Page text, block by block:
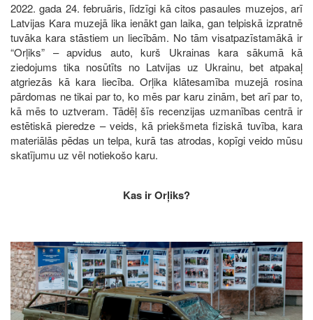
2022. gada 24. februāris, līdzīgi kā citos pasaules muzejos, arī
Latvijas Kara muzejā lika ienākt gan laika, gan telpiskā izpratnē
tuvāka kara stāstiem un liecībām. No tām visatpazīstamākā ir
“Orļiks” – apvidus auto, kurš Ukrainas kara sākumā kā
ziedojums tika nosūtīts no Latvijas uz Ukrainu, bet atpakaļ
atgriezās kā kara liecība. Orļika klātesamība muzejā rosina
pārdomas ne tikai par to, ko mēs par karu zinām, bet arī par to,
kā mēs to uztveram. Tādēļ šīs recenzijas uzmanības centrā ir
estētiskā pieredze – veids, kā priekšmeta fiziskā tuvība, kara
materiālās pēdas un telpa, kurā tas atrodas, kopīgi veido mūsu
skatījumu uz vēl notiekošo karu.
Kas ir Orļiks?
Image